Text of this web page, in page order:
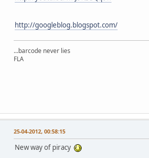
http://googleblog.blogspot.com/
...barcode never lies
FLA
25-04-2012, 00:58:15
New way of piracy